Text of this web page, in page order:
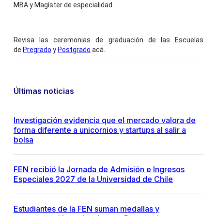
MBA y Magíster de especialidad.
Revisa las ceremonias de graduación de las Escuelas
de Pregrado y Postgrado acá.
Últimas noticias
Investigación evidencia que el mercado valora de
forma diferente a unicornios y startups al salir a
bolsa
FEN recibió la Jornada de Admisión e Ingresos
Especiales 2027 de la Universidad de Chile
Estudiantes de la FEN suman medallas y